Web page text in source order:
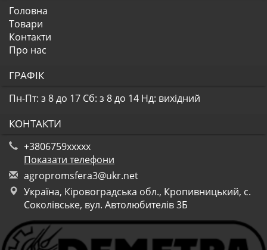
Головна
Товари
Контакти
Про нас
ГРАФІК
Пн-Пт: з 8 до 17 Сб: з 8 до 14 Нд: вихідний
КОНТАКТИ
+3806759xxxxx
Показати телефони
agropromsfera3@ukr.net
Україна, Кіровоградська обл., Кропивницький, с.
Соколівське, вул. Автолюбителів 3Б